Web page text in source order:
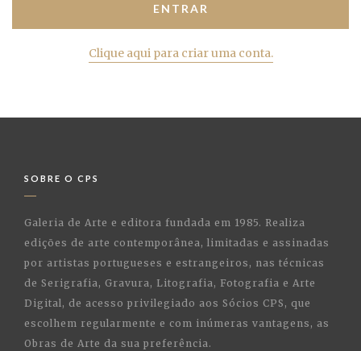
Clique aqui para criar uma conta.
SOBRE O CPS
Galeria de Arte e editora fundada em 1985. Realiza
edições de arte contemporânea, limitadas e assinadas
por artistas portugueses e estrangeiros, nas técnicas
de Serigrafia, Gravura, Litografia, Fotografia e Arte
Digital, de acesso privilegiado aos Sócios CPS, que
escolhem regularmente e com inúmeras vantagens, as
Obras de Arte da sua preferência.